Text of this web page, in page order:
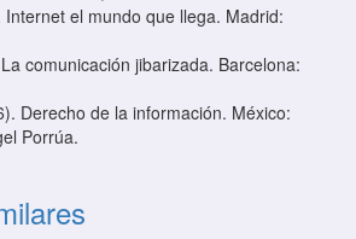
el mundo que llega. Madrid:
comunicación jibarizada. Barcelona:
Derecho de la información. México:
Porrúa.